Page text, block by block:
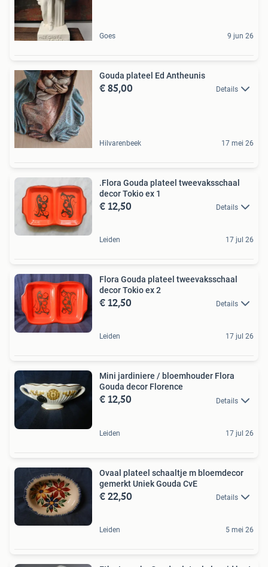
Goes 9 jun 26
Gouda plateel Ed Antheunis
€ 85,00 Details
Hilvarenbeek 17 mei 26
.Flora Gouda plateel tweevaksschaal
decor Tokio ex 1
€ 12,50 Details
Leiden 17 jul 26
Flora Gouda plateel tweevaksschaal
decor Tokio ex 2
€ 12,50 Details
Leiden 17 jul 26
Mini jardiniere / bloemhouder Flora
Gouda decor Florence
€ 12,50 Details
Leiden 17 jul 26
Ovaal plateel schaaltje m bloemdecor
gemerkt Uniek Gouda CvE
€ 22,50 Details
Leiden 5 mei 26